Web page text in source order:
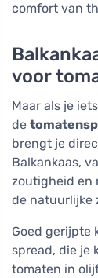
comfort van
voor
Maar als je
de
brengt je
Balkankaas,
zoutigheid en
de natuurlijke
Goed gerijpte
spread, die je
tomaten in